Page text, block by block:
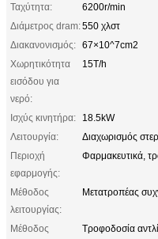
Ταχύτητα:
6200r/min
Διάμετρος dram:550 χλστ
Διακανονισμός: 67×10^7cm2
Χωρητικότητα
εισόδου για
νερό:
15T/h
Ισχύς κινητήρα:
18.5kW
Λειτουργία:
Διαχωρισμός
Περιοχή
εφαρμογής:
Φαρμακευτικά,
Μέθοδος
λειτουργίας:
Μετατροπέας
Μέθοδος
Τροφοδοσία